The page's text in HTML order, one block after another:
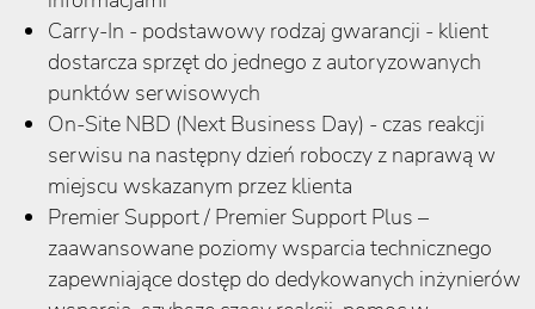
Carry-In - podstawowy rodzaj gwarancji - klient
dostarcza sprzęt do jednego z autoryzowanych
punktów serwisowych
On-Site NBD (Next Business Day) - czas reakcji
serwisu na następny dzień roboczy z naprawą w
miejscu wskazanym przez klienta
Premier Support / Premier Support Plus –
zaawansowane poziomy wsparcia technicznego
zapewniające dostęp do dedykowanych inżynierów